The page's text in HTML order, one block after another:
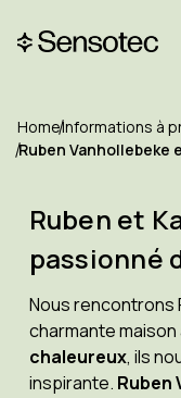
HomeInformations à
Ruben Vanhollebeke
Ruben et
passionné
Nous rencontrons
charmante
chaleureux, ils
inspirante. Ruben